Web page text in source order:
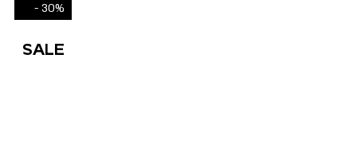
30% -
SALE